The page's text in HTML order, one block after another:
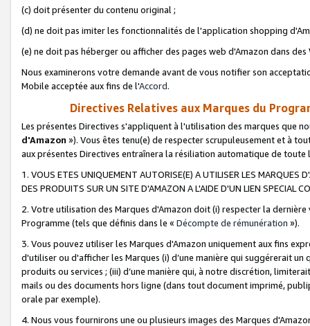
(c) doit présenter du contenu original ;
(d) ne doit pas imiter les fonctionnalités de l'application shopping
(e) ne doit pas héberger ou afficher des pages web d'Amazon dans
Nous examinerons votre demande avant de vous notifier son
Mobile acceptée aux fins de l'Accord.
Directives Relatives aux Marques du
Les présentes Directives s'appliquent à l'utilisation des marques que
d'Amazon »). Vous êtes tenu(e) de respecter scrupuleusement et à
aux présentes Directives entraînera la résiliation automatique de
1. VOUS ETES UNIQUEMENT AUTORISE(E) A UTILISER LES MARQUES
DES PRODUITS SUR UN SITE D'AMAZON A L'AIDE D'UN LIEN SPECIAL
2. Votre utilisation des Marques d'Amazon doit (i) respecter la
Programme (tels que définis dans le « Décompte de rémunération »).
3. Vous pouvez utiliser les Marques d'Amazon uniquement aux fins
d'utiliser ou d'afficher les Marques (i) d’une manière qui suggérerait
produits ou services ; (iii) d’une manière qui, à notre discrétion,
mails ou des documents hors ligne (dans tout document imprimé,
orale par exemple).
4. Nous vous fournirons une ou plusieurs images des Marques